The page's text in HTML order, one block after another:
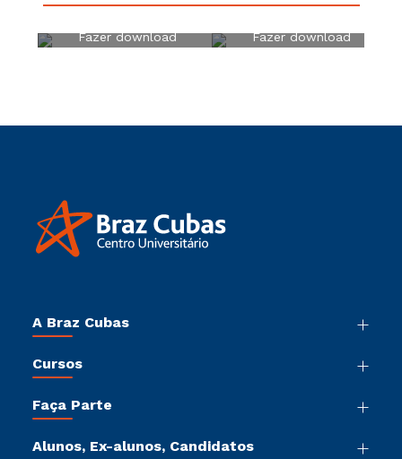
Fazer download Fazer download
A Braz Cubas
Sala de Imprensa
Sou Colaborador
Tour Presencial
Cursos
Pós-Graduação
Faça Parte
Vestibular Múltipla Escolha
Alunos, Ex-alunos, Candidatos